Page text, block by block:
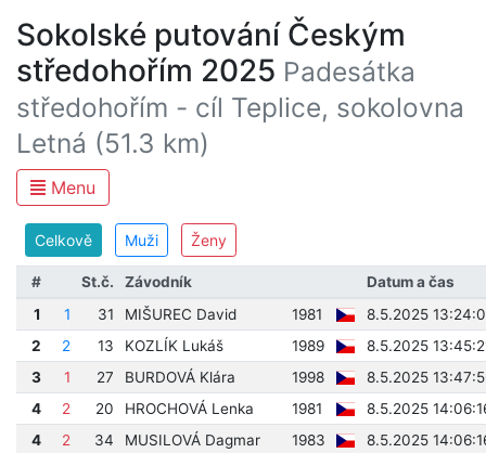
Sokolské putování Českým
středohořím 2025 Padesátka
středohořím - cíl Teplice, sokolovna
Letná (51.3 km)
Menu
Celkově Muži Ženy
# St.č. Závodník
Datum a čas
1
1 31 MIŠUREC David 1981
8.5.2025
2
2 13 KOZLÍK Lukáš 1989
8.5.2025
3
1 27 BURDOVÁ Klára 1998
8.5.2025
4
2 20 HROCHOVÁ Lenka 1981
8.5.2025
4
2 34 MUSILOVÁ Dagmar 1983
8.5.2025